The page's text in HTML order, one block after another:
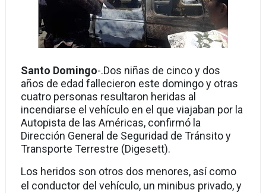
Santo Domingo-.Dos niñas de cinco y dos
años de edad fallecieron este domingo y otras
cuatro personas resultaron heridas al
incendiarse el vehículo en el que viajaban por la
Autopista de las Américas, confirmó la
Dirección General de Seguridad de Tránsito y
Transporte Terrestre (Digesett).
Los heridos son otros dos menores, así como
el conductor del vehículo, un minibus privado, y